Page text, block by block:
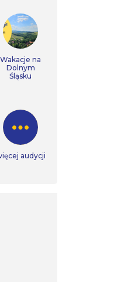
Wakacje na
Dolnym
Śląsku
audycji